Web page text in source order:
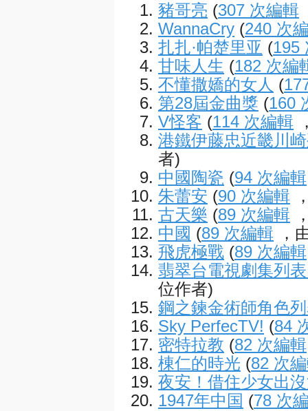
豬哥亮 (307 次編輯
WannaCry (240 次
扎扎·帕楚里亚 (195
甘味人生 (182 次編
不懂撒嬌的女人 (
第28屆金曲獎 (160
V怪客 (114 次編輯
港鐵伊藤忠近畿川
者)
中國陶瓷 (94 次編輯
朱蕾安 (90 次編輯
古天樂 (89 次編輯
中國 (89 次編輯 ，
飛虎極戰 (89 次編輯
翡翠台電視劇集列
位作者)
鋼之鍊金術師角色
Sky PerfecTV! (84
密特拉教 (82 次編輯
棟仁的時光 (82 次
夜安！借住少女出
1947年中国 (78 次